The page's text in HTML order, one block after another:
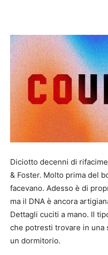
Diciotto decenni di
& Foster. Molto prima del
facevano. Adesso è di
ma il DNA è ancora
Dettagli cuciti a mano. Il
che potresti trovare in una
un dormitorio.